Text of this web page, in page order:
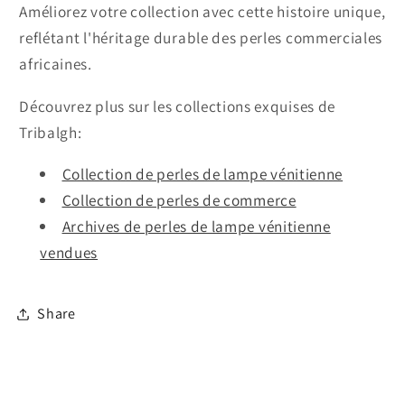
Améliorez votre collection avec cette histoire unique,
reflétant l'héritage durable des perles commerciales
africaines.
Découvrez plus sur les collections exquises de
Tribalgh:
Collection de perles de lampe vénitienne
Collection de perles de commerce
Archives de perles de lampe vénitienne
vendues
Share